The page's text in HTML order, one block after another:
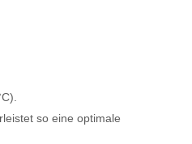
so eine optimale